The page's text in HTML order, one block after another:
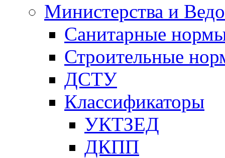
Министерства и
Санитарные
Строительные
ДСТУ
Классификаторы
УКТЗЕД
ДКПП